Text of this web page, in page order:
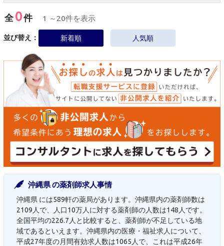
全0件 1 ～20件を表示
並び替え： 新着順 人気順
沖縄県 の薬剤師求人事情
沖縄県 には589軒の薬局があります。沖縄県内の薬剤師数は
2109人で、人口10万人に対する薬剤師の人数は148人です。
全国平均の226.7人と比較すると、薬剤師が不足している地
域であるといえます。沖縄県内の医療・福祉求人について、
平成27年度の月間有効求人数は1065人で、これは平成26年